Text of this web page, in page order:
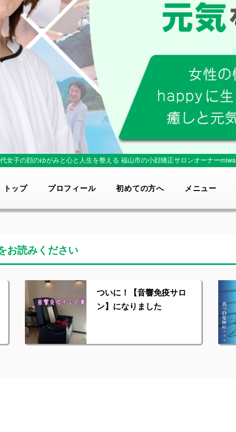
女子の顔のゆがみと心と人生を整える 福山市の小顔矯正サロンオーナーmiwa
トップ プロフィール 初めての方へ メニュー
お読みください
ついに！【音響免疫サロ
ン】になりました